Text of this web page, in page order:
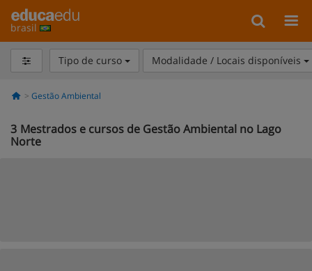
brasil
Tipo de curso Modalidade / Locais disponíveis
Gestão Ambiental
3 Mestrados e cursos de Gestão Ambiental no Lago
Norte